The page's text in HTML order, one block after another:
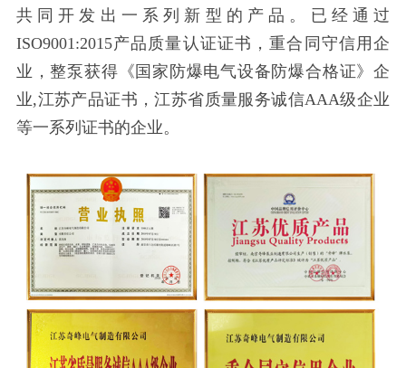
共同开发出一系列新型的产品。已经通过
ISO9001:2015产品质量认证证书，重合同守信用企
业，整泵获得《国家防爆电气设备防爆合格证》企
业,江苏产品证书，江苏省质量服务诚信AAA级企业
等一系列证书的企业。